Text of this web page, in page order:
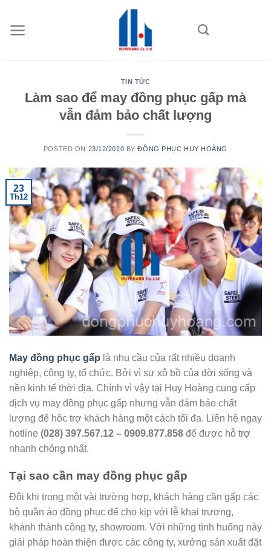
content
TIN TỨC
Làm sao để may đồng phục gấp mà
vẫn đảm bảo chất lượng
POSTED ON 23/12/2020 BYĐỒNG PHỤC HUY HOÀNG
23
Th12
May đồng phục gấp là nhu cầu của rất nhiều doanh
nghiệp, công ty, tổ chức. Bởi vì sự xô bồ của đời sống và
nền kinh tế thời địa. Chính vì vậy tại Huy Hoàng cung cấp
dịch vụ may đồng phục gấp nhưng vẫn đảm bảo chất
lượng để hôc trợ khách hàng một cách tối đa. Liên hệ ngay
hotline (028) 397.567.12 – 0909.877.858 để được hỗ trợ
nhanh chóng nhất.
Tại sao cần may đồng phục gấp
Đôi khi trong một vài trường hợp, khách hàng cần gấp các
bộ quần áo đồng phục để cho kịp với lễ khai trương,
khánh thành công ty, showroom. Với những tình huống này
giải pháp hoàn thiện được các công ty, xưởng sản xuất đặt